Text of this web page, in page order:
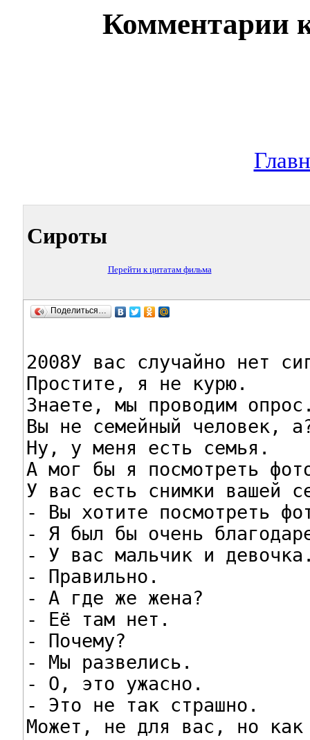
Комментарии
Сироты
Перейти к цитатам фильма
Поделиться…
2008У вас случайно нет
Простите, я не курю.
Знаете, мы проводим
Вы не семейный человек,
Ну, у меня есть семья.
А мог бы я посмотреть
У вас есть снимки вашей
- Вы хотите посмотреть
- Я был бы очень
- У вас мальчик и
- Правильно.
- А где же жена?
- Её там нет.
- Почему?
- Мы развелись.
- О, это ужасно.
- Это не так страшно.
Может, не для вас, но как